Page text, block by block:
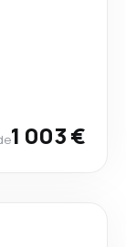
1 003 €